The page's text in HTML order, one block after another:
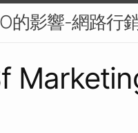
的影響-網路行